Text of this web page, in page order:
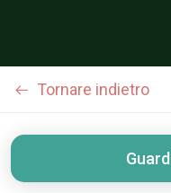
Tornare indietro